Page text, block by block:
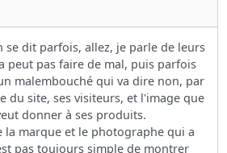
se dit parfois, allez, je parle de leurs
peut pas faire de mal, puis parfois
malembouché qui va dire non, par
du site, ses visiteurs, et l'image que
donner à ses produits.
la marque et le photographe qui a
pas toujours simple de montrer